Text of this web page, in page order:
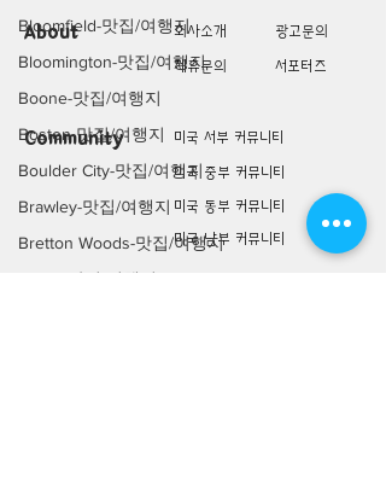
Bloomfield-맛집/여행지
Bloomington-맛집/여행지
Boone-맛집/여행지
Boston-맛집/여행지
Boulder City-맛집/여행지
Brawley-맛집/여행지
Bretton Woods-맛집/여행지
Bronx-맛집/여행지
About 회사소개
광고문의
제휴문의
서포터즈
Community
미국 서부 커뮤니티
미국 중부 커뮤니티
미국 동부 커뮤니티
미국 남부 커뮤니티